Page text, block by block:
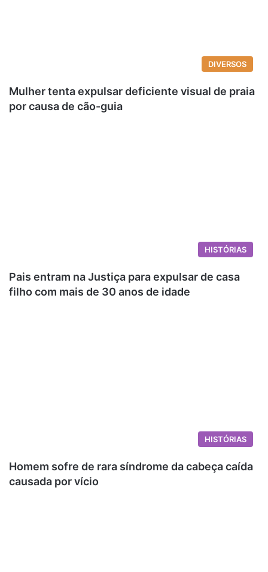
DIVERSOS
Mulher tenta expulsar deficiente visual de praia
por causa de cão-guia
HISTÓRIAS
Pais entram na Justiça para expulsar de casa
filho com mais de 30 anos de idade
HISTÓRIAS
Homem sofre de rara síndrome da cabeça caída
causada por vício